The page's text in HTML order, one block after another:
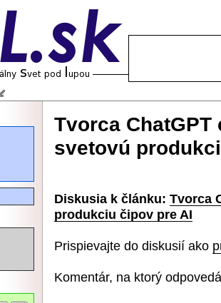
Tvorca
svetovú
Diskusia k článku: Tvorca
produkciu čipov pre AI
Prispievajte do diskusií ako
Komentár, na ktorý